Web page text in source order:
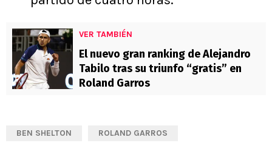
VER TAMBIÉN
El nuevo gran ranking de Alejandro
Tabilo tras su triunfo “gratis” en
Roland Garros
BEN SHELTON ROLAND GARROS